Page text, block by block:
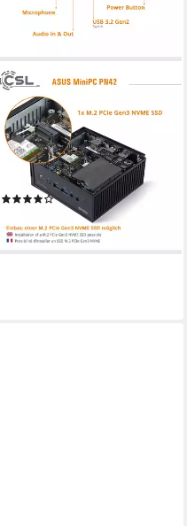
ASUS
Mini-PC ASUS PN42 Intel
N200 Windows 11 Mini-PC
Intel N200 Prozessor
8 GB DDR4 Arbeitsspeicher
500 GB
Speicherkapazität
(33)
14,56 €mtl. in 36 Raten
lieferbar - in 4-5 Werktagen bei dir